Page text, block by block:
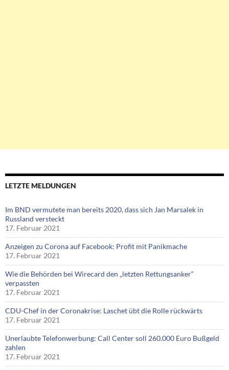
LETZTE MELDUNGEN
Im BND vermutete man bereits 2020, dass sich Jan Marsalek in
Russland versteckt
17. Februar 2021
Anzeigen zu Corona auf Facebook: Profit mit Panikmache
17. Februar 2021
Wie die Behörden bei Wirecard den „letzten Rettungsanker“
verpassten
17. Februar 2021
CDU-Chef in der Coronakrise: Laschet übt die Rolle rückwärts
17. Februar 2021
Unerlaubte Telefonwerbung: Call Center soll 260.000 Euro Bußgeld
zahlen
17. Februar 2021